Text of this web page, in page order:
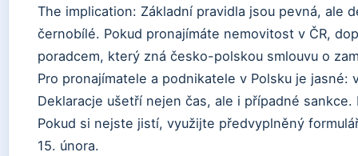
The implication: Základní pravidla jsou pevná, ale
černobílé. Pokud pronajímáte nemovitost v ČR,
poradcem, který zná česko-polskou smlouvu o
Pro pronajímatele a podnikatele v Polsku je
Deklaracje ušetří nejen čas, ale i případné
Pokud si nejste jistí, využijte předvyplněný
15. února.